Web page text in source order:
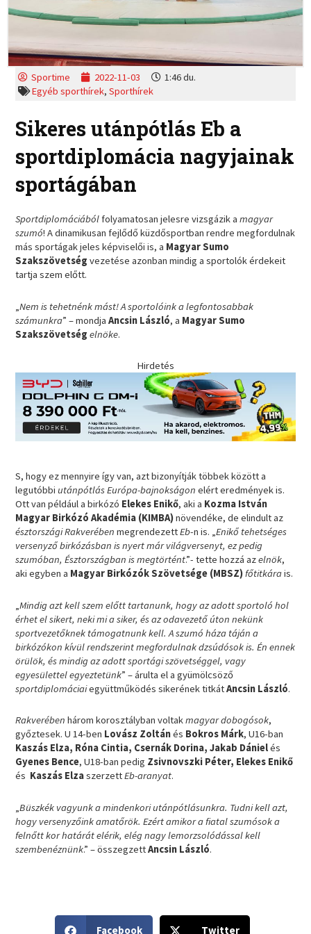
Sportime 2022-11-03
1:46 du.
Egyéb sporthírek,Sporthírek
Sikeres utánpótlás Eb a
sportdiplomácia nagyjainak
sportágában
Sportdiplomáciábólfolyamatosan jelesre vizsgázik amagyar
szumó! A dinamikusan fejlődő küzdősportban rendre megfordulnak
más sportágak jeles képviselői is, a Magyar Sumo
Szakszövetség vezetése azonban mindig a sportolók érdekeit
tartja szem előtt.
„Nem is tehetnénk mást! A sportolóink a legfontosabbak
számunkra” – mondjaAncsin László, a Magyar Sumo
Szakszövetség elnöke.
Hirdetés
S, hogy ez mennyire így van, azt bizonyítják többek között a
legutóbbiutánpótlás Európa-bajnokságon elért eredmények is.
Ott van például a birkózó Elekes Enikő, aki a Kozma István
Magyar Birkózó Akadémia (KIMBA)növendéke, de elindult az
észtországi Rakverében megrendezettEb-n is. „Enikő tehetséges
versenyző birkózásban is nyert már világversenyt, ez pedig
szumóban, Észtországban is megtörtént.”- tette hozzá azelnök,
aki egyben a Magyar Birkózók Szövetsége (MBSZ)főtitkárais.
„Mindig azt kell szem előtt tartanunk, hogy az adott sportoló hol
érhet el sikert, neki mi a siker, és az odavezető úton nekünk
sportvezetőknek támogatnunk kell. A szumó háza táján a
birkózókon kívül rendszerint megfordulnak dzsúdósok is. Én ennek
örülök, és mindig az adott sportági szövetséggel, vagy
egyesülettel egyeztetünk” – árulta el a gyümölcsöző
sportdiplomáciaiegyüttműködés sikerének titkátAncsin László.
Rakverébenhárom korosztályban voltakmagyar dobogósok,
győztesek. U 14-ben Lovász Zoltánés Bokros Márk, U16-ban
Kaszás Elza, Róna Cintia, Csernák Dorina, Jakab Dánielés
Gyenes Bence, U18-ban pedig Zsivnovszki Péter, Elekes Enikő
és Kaszás ElzaszerzettEb-aranyat.
„Büszkék vagyunk a mindenkori utánpótlásunkra. Tudni kell azt,
hogy versenyzőink amatőrök. Ezért amikor a fiatal szumósok a
felnőtt kor határát elérik, elég nagy lemorzsolódással kell
szembenéznünk.” – összegzettAncsin László.
Facebook Twitter